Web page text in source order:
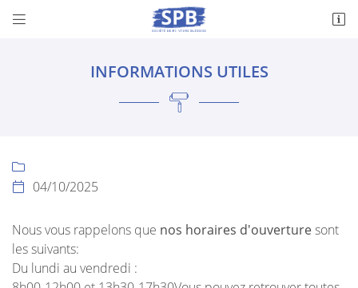
 
02 54 45 33 90
 Adresse email de réception
INFORMATIONS UTILES


04/10/2025
Nous vous rappelons que nos horaires d'ouverturesont
les suivants:
Du lundi au vendredi :